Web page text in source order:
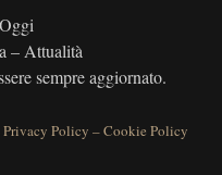
– Attualità
sempre aggiornato.
Privacy Policy –Cookie Policy